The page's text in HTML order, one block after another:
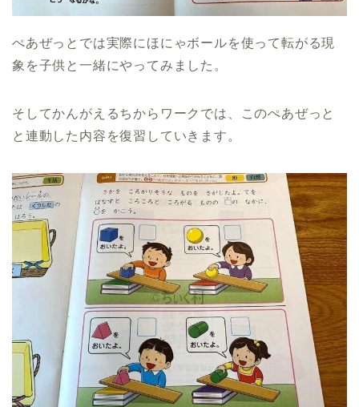
ぺあぜっとでは実際にほにゃボールを使って転がる現
象を子供と一緒にやってみました。
そしてかんがえるちからワークでは、このぺあぜっと
と連動した内容を復習していきます。